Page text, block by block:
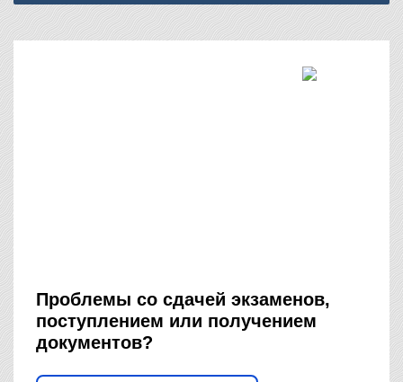
Проблемы со сдачей экзаменов,
поступлением или получением
документов?